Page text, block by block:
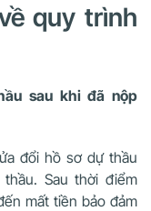
quy trình
sau khi đã nộp
đổi hồ sơ dự thầu
Sau thời điểm
mất tiền bảo đảm